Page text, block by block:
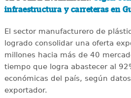
infraestructura y carreteras en
El sector manufacturero de
logrado consolidar una oferta
millones hacia más de 40
tiempo que logra abastecer al
económicas del país, según
exportador.